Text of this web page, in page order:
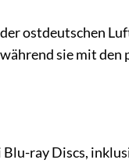
ostdeutschen
sie mit
ray Discs,